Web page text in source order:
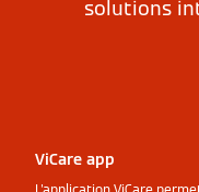
solutions
ViCare app